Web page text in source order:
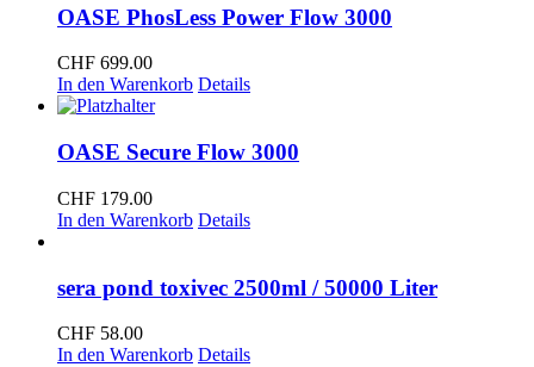
OASE PhosLess Power Flow 3000
CHF 699.00
In den Warenkorb Details
OASE Secure Flow 3000
CHF 179.00
In den Warenkorb Details
sera pond toxivec 2500ml / 50000 Liter
CHF 58.00
In den Warenkorb Details